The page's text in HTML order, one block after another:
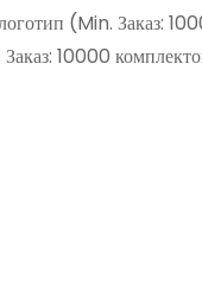
(Min. Заказ:
10000